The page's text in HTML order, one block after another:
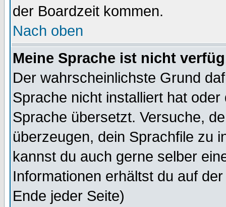
der Boardzeit kommen.
Nach oben
Meine Sprache ist nicht
Der wahrscheinlichste Grund
Sprache nicht installiert hat
Sprache übersetzt. Versuche,
überzeugen, dein Sprachfile zu
kannst du auch gerne selber
Informationen erhältst du auf
Ende jeder Seite)